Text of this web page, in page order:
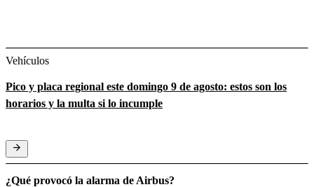
Vehículos
Pico y placa regional este domingo 9 de agosto: estos son los
horarios y la multa si lo incumple
¿Qué provocó la alarma de Airbus?